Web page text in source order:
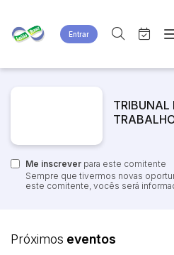
Entrar
Criar conta Entrar
Site
Busca por categoria
Estados
TRIBUNAL
Me inscrever para este comitente
Sempre que tivermos novas
este comitente, vocês será
Próximos eventos